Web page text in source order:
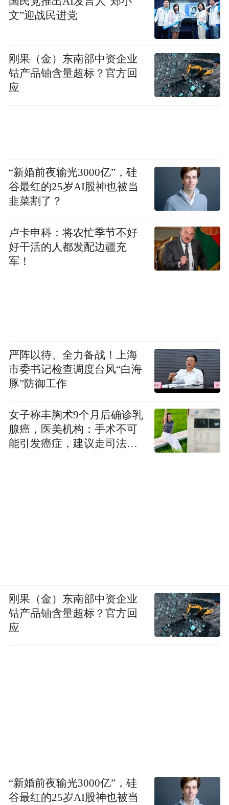
文”迎战民进党
刚果（金）东南部中资企业
钴产品铀含量超标？官方回
应
“新婚前夜输光3000亿”，硅
谷最红的25岁AI股神也被当
韭菜割了？
卢卡申科：将农忙季节不好
好干活的人都发配边疆充
军！
严阵以待、全力备战！上海
市委书记检查调度台风“白海
豚”防御工作
女子称丰胸术9个月后确诊乳
腺癌，医美机构：手术不可
能引发癌症，建议走司法途
刚果（金）东南部中资企业
钴产品铀含量超标？官方回
应
“新婚前夜输光3000亿”，硅
谷最红的25岁AI股神也被当